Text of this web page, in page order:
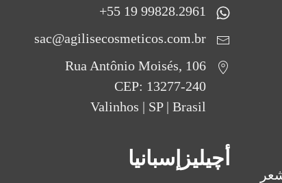
99828.2961 19 55+
sac@agilisecosmeticos.com.br
Rua Antônio Moisés, 106
CEP: 13277-240
Valinhos | SP | Brasil
أچيليزإسبانيا